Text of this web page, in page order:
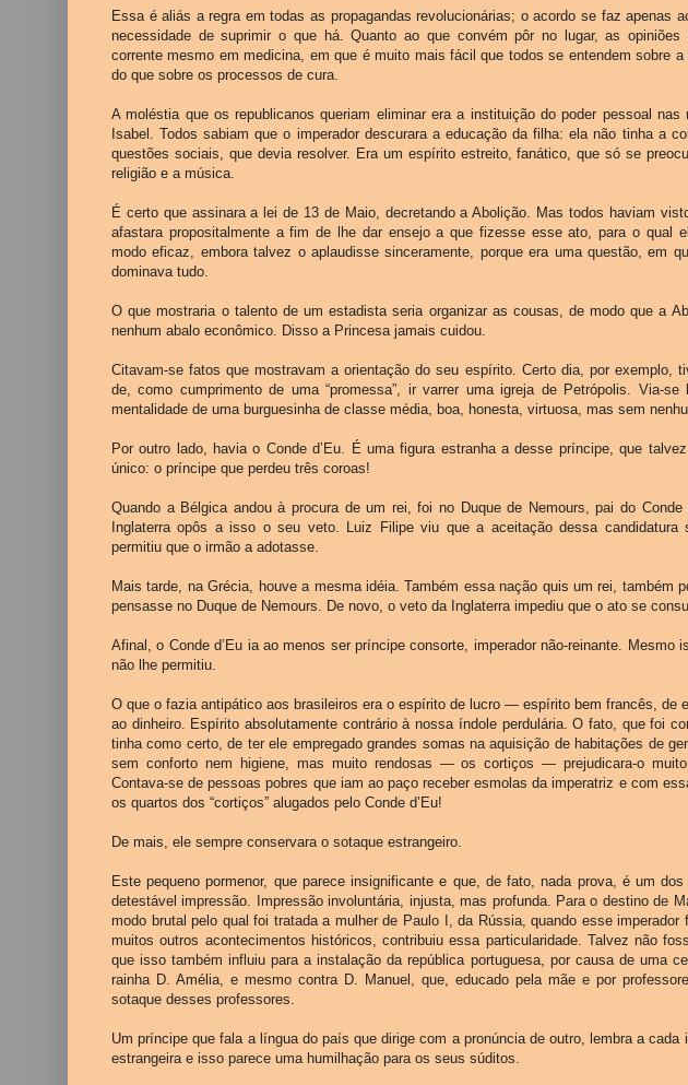
Essa é aliás a regra em todas as propagandas revolucionárias; o acordo se faz apenas
necessidade de suprimir o que há. Quanto ao que convém pôr no lugar, as
corrente mesmo em medicina, em que é muito mais fácil que todos se entendem sobre
do que sobre os processos de cura.
A moléstia que os republicanos queriam eliminar era a instituição do poder pessoal nas
Isabel. Todos sabiam que o imperador descurara a educação da filha: ela não tinha a
questões sociais, que devia resolver. Era um espírito estreito, fanático, que só se
religião e a música.
É certo que assinara a lei de 13 de Maio, decretando a Abolição. Mas todos haviam
afastara propositalmente a fim de lhe dar ensejo a que fizesse esse ato, para o qual
modo eficaz, embora talvez o aplaudisse sinceramente, porque era uma questão, em
dominava tudo.
O que mostraria o talento de um estadista seria organizar as cousas, de modo que a
nenhum abalo econômico. Disso a Princesa jamais cuidou.
Citavam-se fatos que mostravam a orientação do seu espírito. Certo dia, por exemplo,
de, como cumprimento de uma “promessa”, ir varrer uma igreja de Petrópolis. Via-
mentalidade de uma burguesinha de classe média, boa, honesta, virtuosa, mas sem
Por outro lado, havia o Conde d’Eu. É uma figura estranha a desse príncipe, que
único: o príncipe que perdeu três coroas!
Quando a Bélgica andou à procura de um rei, foi no Duque de Nemours, pai do Conde
Inglaterra opôs a isso o seu veto. Luiz Filipe viu que a aceitação dessa candidatura
permitiu que o irmão a adotasse.
Mais tarde, na Grécia, houve a mesma idéia. Também essa nação quis um rei, também
pensasse no Duque de Nemours. De novo, o veto da Inglaterra impediu que o ato se
Afinal, o Conde d’Eu ia ao menos ser príncipe consorte, imperador não-reinante. Mesmo
não lhe permitiu.
O que o fazia antipático aos brasileiros era o espírito de lucro — espírito bem francês, de
ao dinheiro. Espírito absolutamente contrário à nossa índole perdulária. O fato, que foi
tinha como certo, de ter ele empregado grandes somas na aquisição de habitações de
sem conforto nem higiene, mas muito rendosas — os cortiços — prejudicara-o muito
Contava-se de pessoas pobres que iam ao paço receber esmolas da imperatriz e com
os quartos dos “cortiços” alugados pelo Conde d’Eu!
De mais, ele sempre conservara o sotaque estrangeiro.
Este pequeno pormenor, que parece insignificante e que, de fato, nada prova, é um
detestável impressão. Impressão involuntária, injusta, mas profunda. Para o destino de
modo brutal pelo qual foi tratada a mulher de Paulo I, da Rússia, quando esse imperador
muitos outros acontecimentos históricos, contribuiu essa particularidade. Talvez não
que isso também influiu para a instalação da república portuguesa, por causa de uma
rainha D. Amélia, e mesmo contra D. Manuel, que, educado pela mãe e por
sotaque desses professores.
Um príncipe que fala a língua do país que dirige com a pronúncia de outro, lembra a cada
estrangeira e isso parece uma humilhação para os seus súditos.